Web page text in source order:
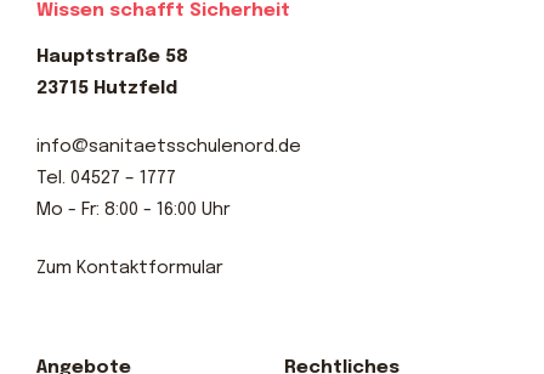
Wissen schafft Sicherheit
Hauptstraße 58
23715 Hutzfeld
info@sanitaetsschulenord.de
Tel. 04527 – 1777
Mo - Fr: 8:00 - 16:00 Uhr
Zum Kontaktformular
Angebote Rechtliches